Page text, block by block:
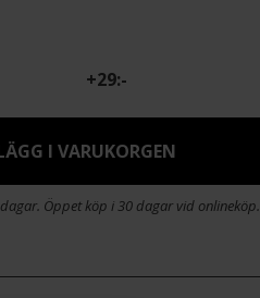
+29:-
I VARUKORGEN
Öppet köp i 30 dagar vid onlineköp.